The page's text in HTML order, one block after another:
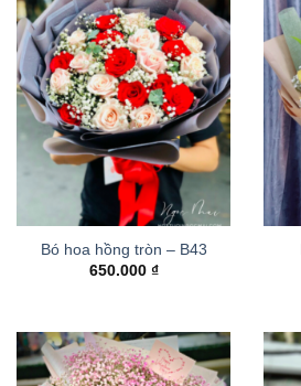
Bó hoa hồng tròn – B43
650.000 ₫